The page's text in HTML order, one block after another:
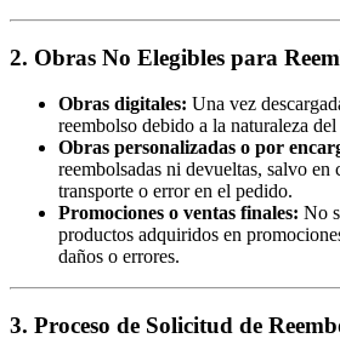
2. Obras No Elegibles para
Obras digitales: Una vez
reembolso debido a la naturaleza
Obras personalizadas o por
reembolsadas ni devueltas, salvo en
transporte o error en el pedido.
Promociones o ventas finales: No
productos adquiridos en
daños o errores.
3. Proceso de Solicitud de